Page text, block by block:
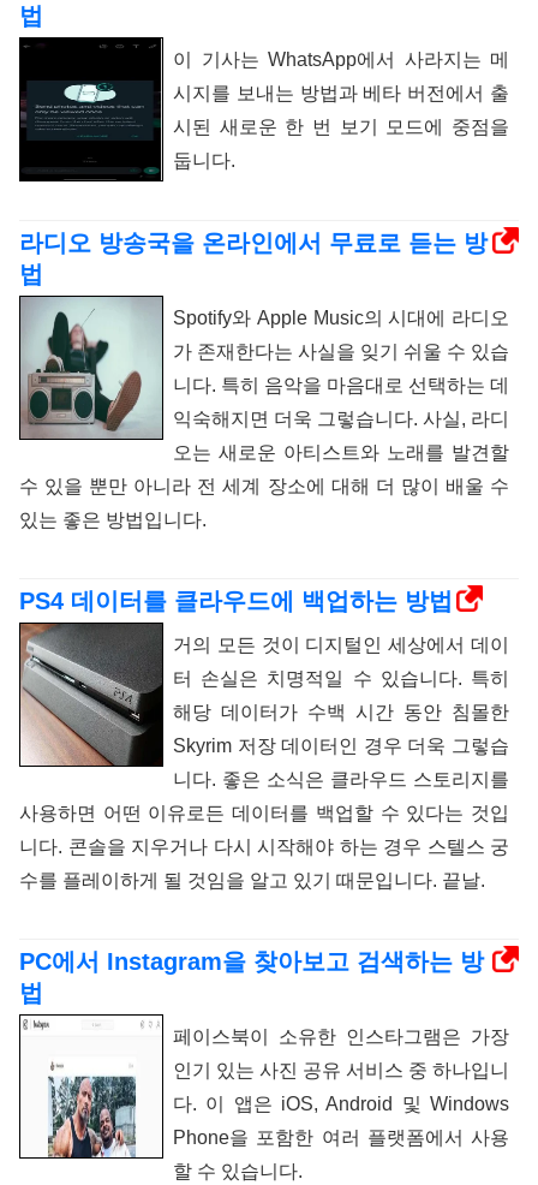
법
이 기사는 WhatsApp에서 사라지는 메
시지를 보내는 방법과 베타 버전에서 출
시된 새로운 한 번 보기 모드에 중점을
둡니다.
라디오 방송국을 온라인에서 무료로 듣는 방
법
Spotify와 Apple Music의 시대에 라디오
가 존재한다는 사실을 잊기 쉬울 수 있습
니다. 특히 음악을 마음대로 선택하는 데
익숙해지면 더욱 그렇습니다. 사실, 라디
오는 새로운 아티스트와 노래를 발견할
수 있을 뿐만 아니라 전 세계 장소에 대해 더 많이 배울 수
있는 좋은 방법입니다.
PS4 데이터를 클라우드에 백업하는 방법
거의 모든 것이 디지털인 세상에서 데이
터 손실은 치명적일 수 있습니다. 특히
해당 데이터가 수백 시간 동안 침몰한
Skyrim 저장 데이터인 경우 더욱 그렇습
니다. 좋은 소식은 클라우드 스토리지를
사용하면 어떤 이유로든 데이터를 백업할 수 있다는 것입
니다. 콘솔을 지우거나 다시 시작해야 하는 경우 스텔스 궁
수를 플레이하게 될 것임을 알고 있기 때문입니다. 끝날.
PC에서 Instagram을 찾아보고 검색하는 방
법
페이스북이 소유한 인스타그램은 가장
인기 있는 사진 공유 서비스 중 하나입니
다. 이 앱은 iOS, Android 및 Windows
Phone을 포함한 여러 플랫폼에서 사용
할 수 있습니다.